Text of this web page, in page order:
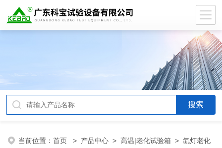
当前位置：首页 > 产品中心 >高温|老化试验箱 >氙灯老化